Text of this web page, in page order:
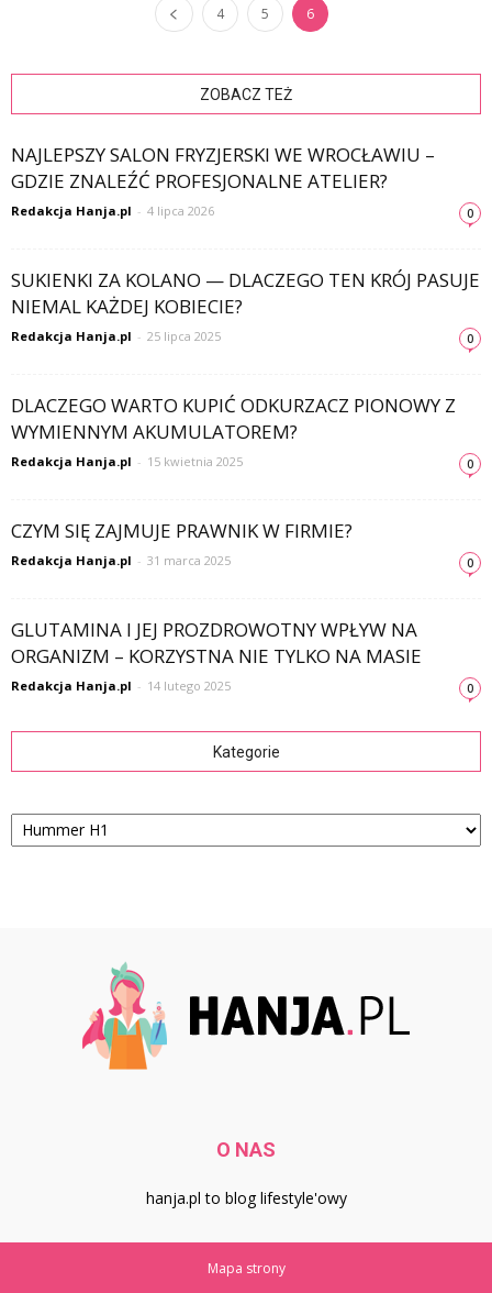
4 5 6
ZOBACZ TEŻ
NAJLEPSZY SALON FRYZJERSKI WE WROCŁAWIU –
GDZIE ZNALEŹĆ PROFESJONALNE ATELIER?
Redakcja Hanja.pl - 4 lipca 2026 0
SUKIENKI ZA KOLANO — DLACZEGO TEN KRÓJ PASUJE
NIEMAL KAŻDEJ KOBIECIE?
Redakcja Hanja.pl - 25 lipca 2025 0
DLACZEGO WARTO KUPIĆ ODKURZACZ PIONOWY Z
WYMIENNYM AKUMULATOREM?
Redakcja Hanja.pl - 15 kwietnia 2025 0
CZYM SIĘ ZAJMUJE PRAWNIK W FIRMIE?
Redakcja Hanja.pl - 31 marca 2025 0
GLUTAMINA I JEJ PROZDROWOTNY WPŁYW NA
ORGANIZM – KORZYSTNA NIE TYLKO NA MASIE
Redakcja Hanja.pl - 14 lutego 2025 0
Kategorie
Kategorie
O NAS
hanja.pl to blog lifestyle'owy
Mapa strony